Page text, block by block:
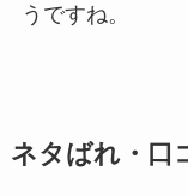
うですね。
ネタばれ・口